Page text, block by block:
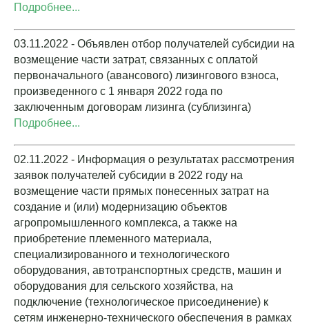
Подробнее...
03.11.2022 - Объявлен отбор получателей субсидии на
возмещение части затрат, связанных с оплатой
первоначального (авансового) лизингового взноса,
произведенного с 1 января 2022 года по
заключенным договорам лизинга (сублизинга)
Подробнее...
02.11.2022 - Информация о результатах рассмотрения
заявок получателей субсидии в 2022 году на
возмещение части прямых понесенных затрат на
создание и (или) модернизацию объектов
агропромышленного комплекса, а также на
приобретение племенного материала,
специализированного и технологического
оборудования, автотранспортных средств, машин и
оборудования для сельского хозяйства, на
подключение (технологическое присоединение) к
сетям инженерно-технического обеспечения в рамках